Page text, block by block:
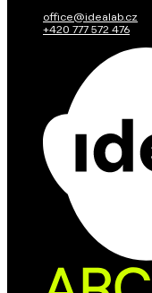
office@idealab.cz
+420 777 572 476